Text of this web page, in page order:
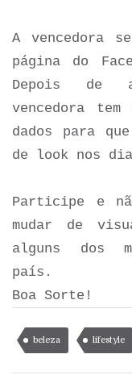
A vencedora
página do
Depois de
vencedora
dados para
de look nos
Participe e
mudar de
alguns dos
país.
Boa Sorte!
beleza lifestyle